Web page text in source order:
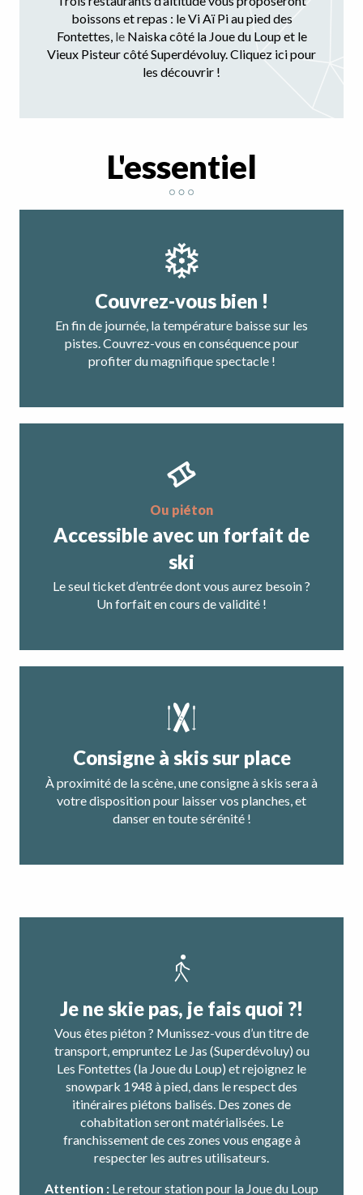
boissons et repas : le Vi Aï Pi au pied des
Fontettes, le Naiska côté la Joue du Loup et le
Vieux Pisteur côté Superdévoluy. Cliquez ici pour
les découvrir !
L'essentiel
Couvrez-vous bien !
En fin de journée, la température baisse sur les
pistes. Couvrez-vous en conséquence pour
profiter du magnifique spectacle !
ou piéton
Accessible avec un forfait de
ski
Le seul ticket d’entrée dont vous aurez besoin ?
Un forfait en cours de validité !
Consigne à skis sur place
À proximité de la scène, une consigne à skis sera à
votre disposition pour laisser vos planches, et
danser en toute sérénité !
Je ne skie pas, je fais quoi ?!
Vous êtes piéton ? Munissez-vous d’un titre de
transport, empruntez Le Jas (Superdévoluy) ou
Les Fontettes (la Joue du Loup) et rejoignez le
snowpark 1948 à pied, dans le respect des
itinéraires piétons balisés. Des zones de
cohabitation seront matérialisées. Le
franchissement de ces zones vous engage à
respecter les autres utilisateurs.
Attention : Le retour station pour la Joue du Loup